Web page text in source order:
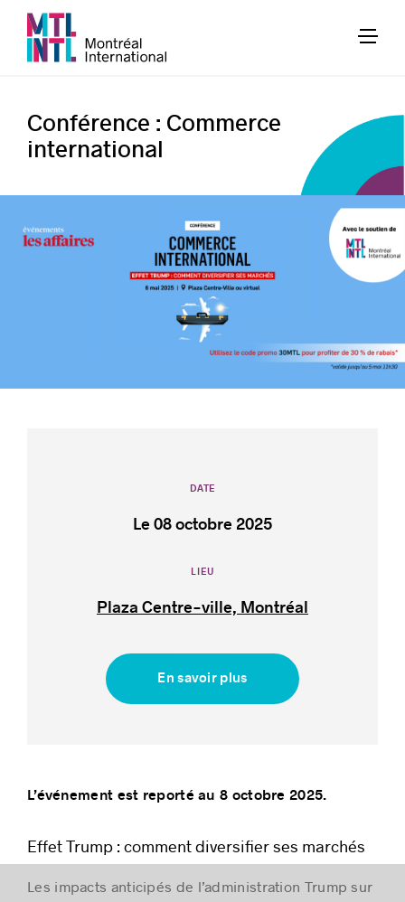
Conférence : Commerce
international
DATE
Le 08 octobre 2025
LIEU
Plaza Centre-ville, Montréal
En savoir plus
L’événement est reporté au 8 octobre 2025.
Effet Trump : comment diversifier ses marchés
Les impacts anticipés de l’administration Trump sur